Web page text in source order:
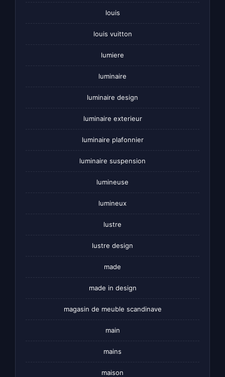
louis
louis vuitton
lumiere
luminaire
luminaire design
luminaire exterieur
luminaire plafonnier
luminaire suspension
lumineuse
lumineux
lustre
lustre design
made
made in design
magasin de meuble scandinave
main
mains
maison